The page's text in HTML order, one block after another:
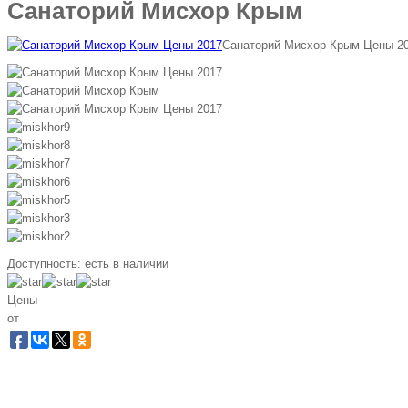
Санаторий Мисхор Крым
Санаторий Мисхор Крым Цены
Доступность: есть в наличии
Цены
от